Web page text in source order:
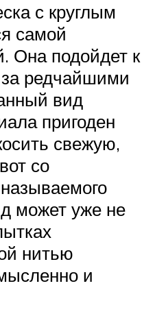
с круглым
самой
Она подойдет к
редчайшими
вид
пригоден
свежую,
со
может уже не
нитью
и